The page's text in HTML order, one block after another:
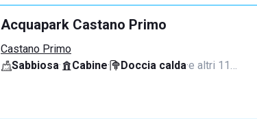
Acquapark Castano Primo
Castano Primo
Sabbiosa· Cabine· Doccia calda·e altri 11…